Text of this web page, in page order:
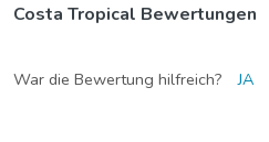
Costa Tropical Bewertungen
War die Bewertung hilfreich? JA